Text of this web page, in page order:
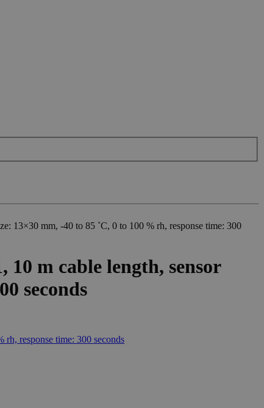
13×30 mm, -40 to 85 ˚C, 0 to 100 % rh, response time: 300
m cable length, sensor
seconds